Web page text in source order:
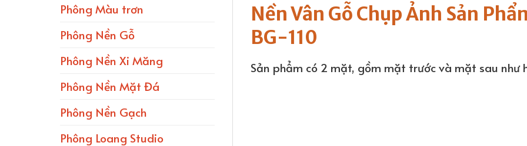
Phông Màu trơn
Phông Nền Gỗ
Phông Nền Xi Măng
Phông Nền Mặt Đá
Phông Nền Gạch
Phông Loang Studio
Nền Vân Gỗ Chụp Ảnh Sản
BG-110
Sản phẩm có 2 mặt, gồm mặt trước và mặt sau như